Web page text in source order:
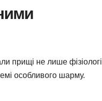
прищі не лише
особливого шарму.